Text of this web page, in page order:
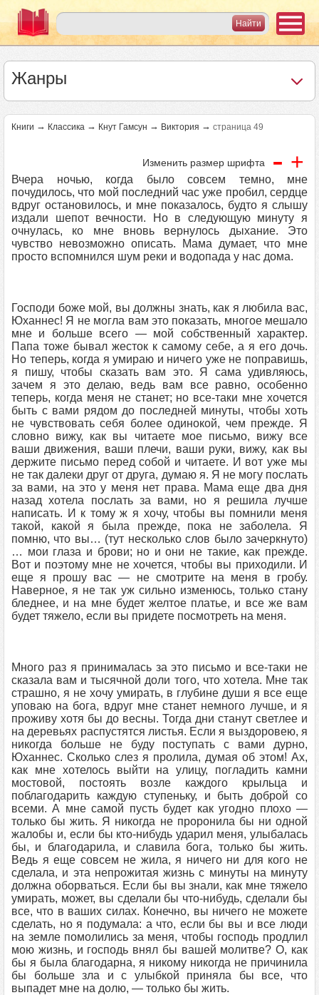
Жанры
Книги → Классика → Кнут Гамсун → Виктория → страница 49
Изменить размер шрифта - +
Вчера ночью, когда было совсем темно, мне
почудилось, что мой последний час уже пробил, сердце
вдруг остановилось, и мне показалось, будто я слышу
издали шепот вечности. Но в следующую минуту я
очнулась, ко мне вновь вернулось дыхание. Это
чувство невозможно описать. Мама думает, что мне
просто вспомнился шум реки и водопада у нас дома.
Господи боже мой, вы должны знать, как я любила вас,
Юханнес! Я не могла вам это показать, многое мешало
мне и больше всего — мой собственный характер.
Папа тоже бывал жесток к самому себе, а я его дочь.
Но теперь, когда я умираю и ничего уже не поправишь,
я пишу, чтобы сказать вам это. Я сама удивляюсь,
зачем я это делаю, ведь вам все равно, особенно
теперь, когда меня не станет; но все-таки мне хочется
быть с вами рядом до последней минуты, чтобы хоть
не чувствовать себя более одинокой, чем прежде. Я
словно вижу, как вы читаете мое письмо, вижу все
ваши движения, ваши плечи, ваши руки, вижу, как вы
держите письмо перед собой и читаете. И вот уже мы
не так далеки друг от друга, думаю я. Я не могу послать
за вами, на это у меня нет права. Мама еще два дня
назад хотела послать за вами, но я решила лучше
написать. И к тому ж я хочу, чтобы вы помнили меня
такой, какой я была прежде, пока не заболела. Я
помню, что вы… (тут несколько слов было зачеркнуто)
… мои глаза и брови; но и они не такие, как прежде.
Вот и поэтому мне не хочется, чтобы вы приходили. И
еще я прошу вас — не смотрите на меня в гробу.
Наверное, я не так уж сильно изменюсь, только стану
бледнее, и на мне будет желтое платье, и все же вам
будет тяжело, если вы придете посмотреть на меня.
Много раз я принималась за это письмо и все-таки не
сказала вам и тысячной доли того, что хотела. Мне так
страшно, я не хочу умирать, в глубине души я все еще
уповаю на бога, вдруг мне станет немного лучше, и я
проживу хотя бы до весны. Тогда дни станут светлее и
на деревьях распустятся листья. Если я выздоровею, я
никогда больше не буду поступать с вами дурно,
Юханнес. Сколько слез я пролила, думая об этом! Ах,
как мне хотелось выйти на улицу, погладить камни
мостовой, постоять возле каждого крыльца и
поблагодарить каждую ступеньку, и быть доброй со
всеми. А мне самой пусть будет как угодно плохо —
только бы жить. Я никогда не проронила бы ни одной
жалобы и, если бы кто-нибудь ударил меня, улыбалась
бы, и благодарила, и славила бога, только бы жить.
Ведь я еще совсем не жила, я ничего ни для кого не
сделала, и эта непрожитая жизнь с минуты на минуту
должна оборваться. Если бы вы знали, как мне тяжело
умирать, может, вы сделали бы что-нибудь, сделали бы
все, что в ваших силах. Конечно, вы ничего не можете
сделать, но я подумала: а что, если бы вы и все люди
на земле помолились за меня, чтобы господь продлил
мою жизнь, и господь внял бы вашей молитве? О, как
бы я была благодарна, я никому никогда не причинила
бы больше зла и с улыбкой приняла бы все, что
выпадет мне на долю, — только бы жить.